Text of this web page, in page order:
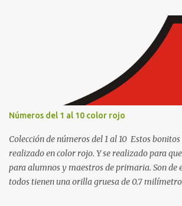
Números del 1 al 10 color rojo
Colección de números del 1 al 10 Estos
realizado en color rojo. Y se realizado para
para alumnos y maestros de primaria. Son de
todos tienen una orilla gruesa de 0.7